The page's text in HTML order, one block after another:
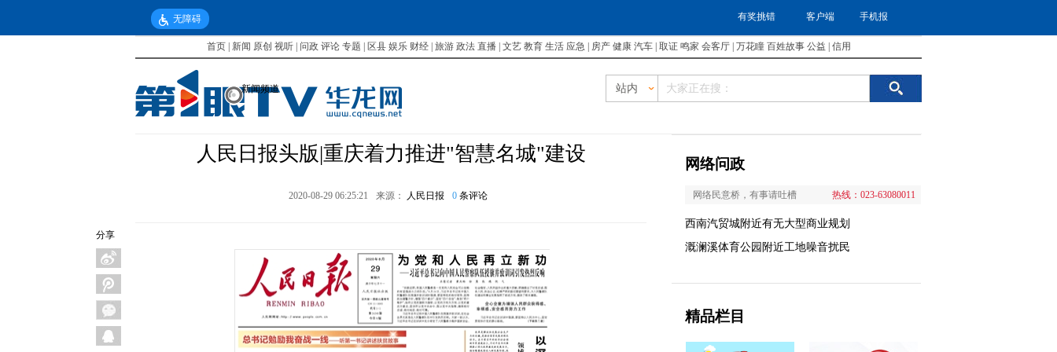
无障碍 有奖挑错 客户端 手机报
首页| 新闻 原创 视听| 问政 评论 专题 区县 娱乐 财经| 旅游 政法 直播| 文艺 教育 生活 应急 房产 健康 汽车| 取证 鸣家 会客厅| 万花瞳 百姓故事 公益 信用
新闻频道 站内
分享
人民日报头版|重庆着力推进"智慧名城"建设
2020-08-29 06:25:21 来源： 人民日报 0 条评论
网络问政
网络民意桥，有事请吐槽 热线：023-63080011
西南汽贸城附近有无大型商业规划
溉澜溪体育公园附近工地噪音扰民
精品栏目